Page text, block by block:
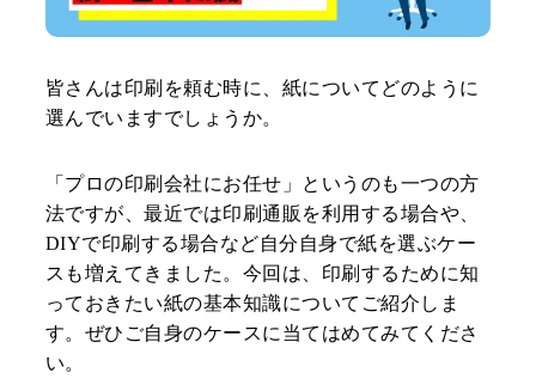
皆さんは印刷を頼む時に、紙についてどのように
選んでいますでしょうか。
「プロの印刷会社にお任せ」というのも一つの方
法ですが、最近では印刷通販を利用する場合や、
DIYで印刷する場合など自分自身で紙を選ぶケー
スも増えてきました。今回は、印刷するために知
っておきたい紙の基本知識についてご紹介しま
す。ぜひご自身のケースに当てはめてみてくださ
い。